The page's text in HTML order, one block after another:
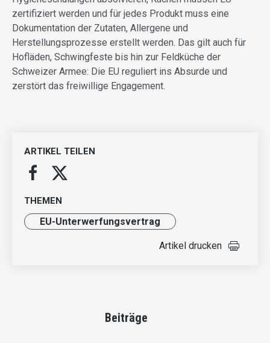
zertifiziert werden und für jedes Produkt muss eine
Dokumentation der Zutaten, Allergene und
Herstellungsprozesse erstellt werden. Das gilt auch für
Hofläden, Schwingfeste bis hin zur Feldküche der
Schweizer Armee: Die EU reguliert ins Absurde und
zerstört das freiwillige Engagement.
ARTIKEL TEILEN
THEMEN
EU-Unterwerfungsvertrag
Artikel drucken
Beiträge